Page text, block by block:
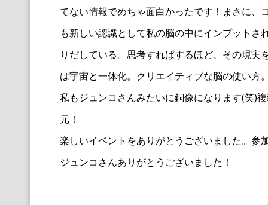
てない情報でめちゃ面白かったです！まさに、
も新しい認識として私の脳の中にインプット
りだしている。思考すればするほど、その現
は宇宙と一体化。クリエイティブな脳の使い方
私もジュンコさんみたいに銅像になります(笑)
元！
楽しいイベントをありがとうございました。参
ジュンコさんありがとうございました！